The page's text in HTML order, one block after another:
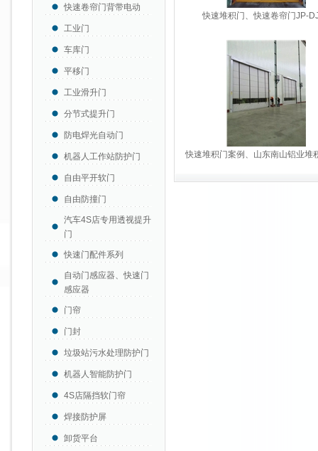
快速卷帘门背带电动
工业门
车库门
平移门
工业滑升门
分节式提升门
防电焊光自动门
机器人工作站防护门
自由平开软门
自由防撞门
汽车4S店专用透视提升
门
快速门配件系列
自动门感应器、快速门
感应器
门帘
门封
垃圾站污水处理防护门
机器人智能防护门
4S店隔挡软门帘
焊接防护屏
卸货平台
快速堆积门、快速卷帘门JP-
快速堆积门案例、山东南山铝业堆